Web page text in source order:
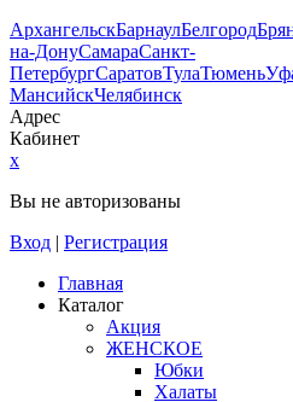
АрхангельскБарнаулБелгород
на-ДонуСамараСанкт-
ПетербургСаратовТулаТюмень
МансийскЧелябинск
Адрес
Кабинет
x
Вы не авторизованы
Вход | Регистрация
Главная
Каталог
Акция
ЖЕНСКОЕ
Юбки
Халаты